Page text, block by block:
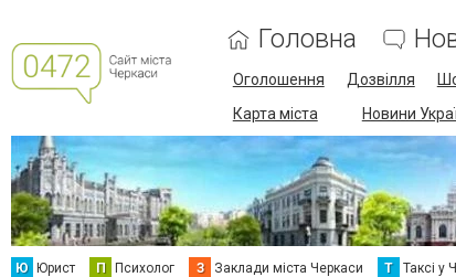
Головна
Оголошення Дозвілля
Карта міста
Новини
Ю Юрист П Психолог З Заклади міста Черкаси Т Таксі у